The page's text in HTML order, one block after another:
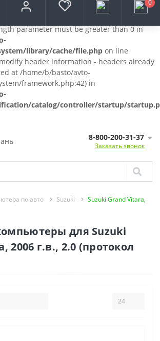
parameter must be greater than 0 in
library/cache/file.php on line
header information - headers already
at /home/b/basto/avto-
framework.php:42) in
catalog/controller/startup/
0
8-800-200-31-37
Заказать звонок
по авто Suzuki
Suzuki Grand Vitara,
для Suzuki
2006 г.в., 2.0 (протокол